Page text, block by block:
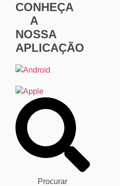
CONHEÇA
A
NOSSA
APLICAÇÃO
Procurar